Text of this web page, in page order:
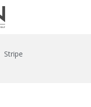
Stripe